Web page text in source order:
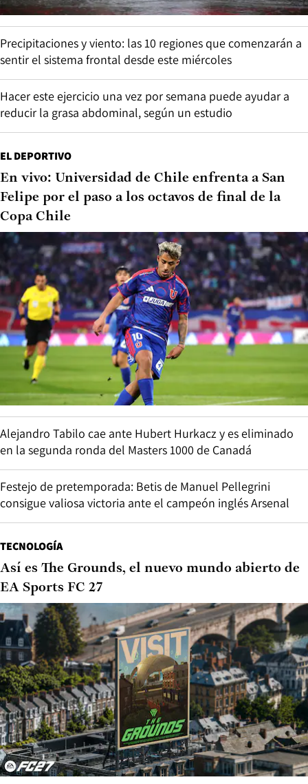
Precipitaciones y viento: las 10 regiones que comenzarán a
sentir el sistema frontal desde este miércoles
Hacer este ejercicio una vez por semana puede ayudar a
reducir la grasa abdominal, según un estudio
EL DEPORTIVO
En vivo: Universidad de Chile enfrenta a San
Felipe por el paso a los octavos de final de la
Copa Chile
Alejandro Tabilo cae ante Hubert Hurkacz y es eliminado
en la segunda ronda del Masters 1000 de Canadá
Festejo de pretemporada: Betis de Manuel Pellegrini
consigue valiosa victoria ante el campeón inglés Arsenal
TECNOLOGÍA
Así es The Grounds, el nuevo mundo abierto de
EA Sports FC 27